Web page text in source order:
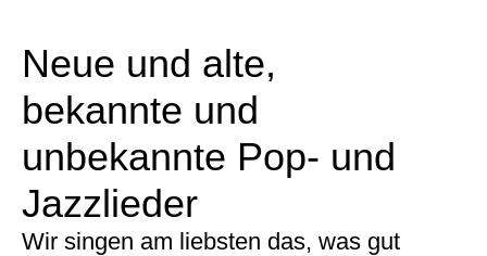
Neue und alte,
bekannte und
unbekannte Pop- und
Jazzlieder
Wir singen am liebsten das, was gut